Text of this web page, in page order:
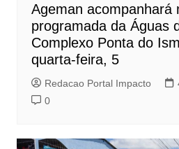
Ageman acompanhará
programada da Águas
Complexo Ponta do
quarta-feira, 5
Redacao Portal Impacto
0